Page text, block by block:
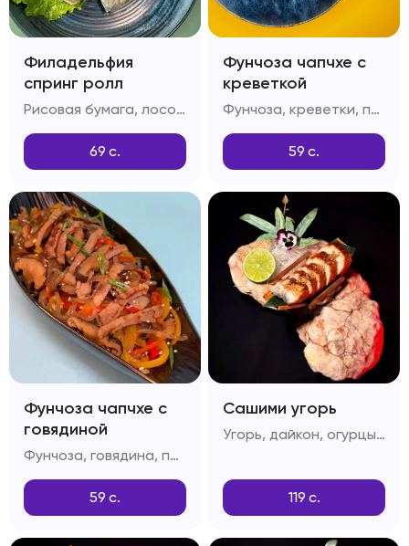
Филадельфия
спринг ролл
Рисовая бумага, лосось, огурец, тобико
69 с.
Фунчоза чапчхе с
креветкой
Фунчоза, креветки, перец болгарский, грибы шитаке, приправа дашида, кунжутное масло
59 с.
Фунчоза чапчхе с
говядиной
Фунчоза, говядина, перец болгарский, грибы шитаке, приправа дашида, кунжутное масло
59 с.
Сашими угорь
Угорь, дайкон, огурцы, лимон
119 с.